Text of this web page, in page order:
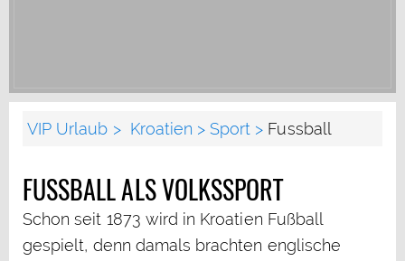
VIP Urlaub Kroatien Sport Fussball
FUSSBALL ALS VOLKSSPORT
Schon seit 1873 wird in Kroatien Fußball
gespielt, denn damals brachten englische